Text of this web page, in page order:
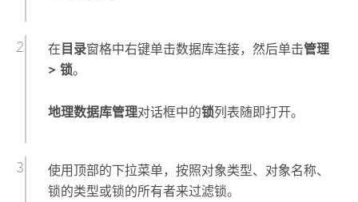
在 目录窗格中右键单击数据库连接，然后单击管理
> 锁。
地理数据库管理对话框中的锁列表随即打开。
使用顶部的下拉菜单，按照对象类型、对象名称、
锁的类型或锁的所有者来过滤锁。